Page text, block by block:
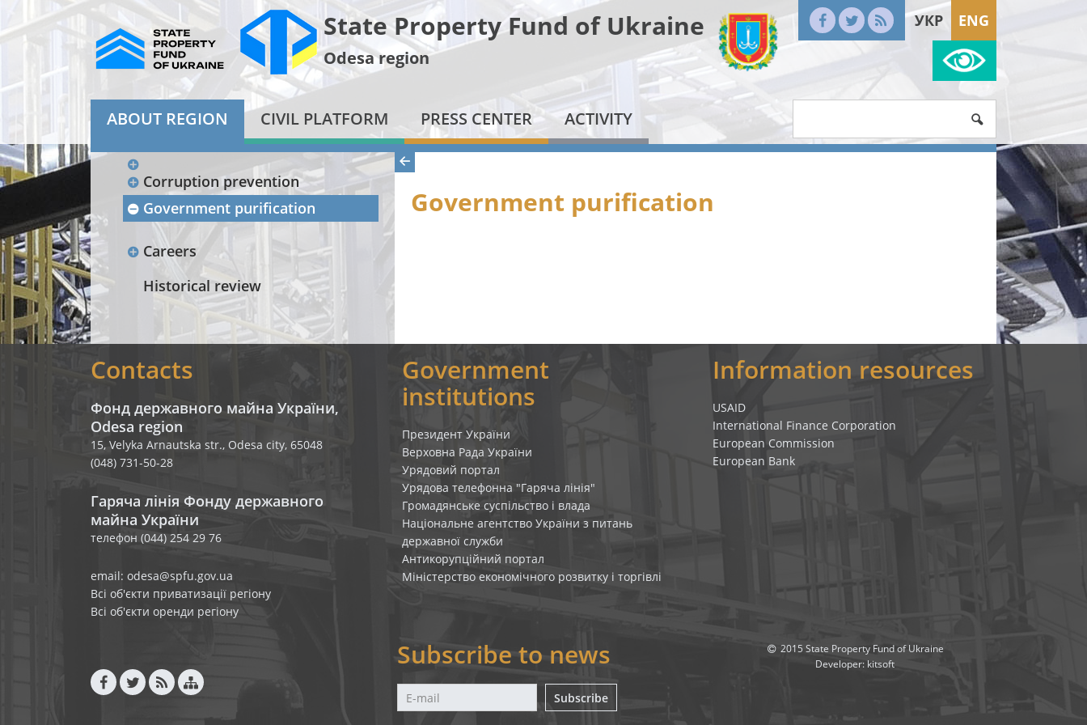
State Property Fund of Ukraine
Odesa region
УКР ENG
ABOUT REGION CIVIL PLATFORM PRESS CENTER ACTIVITY
Corruption prevention
Government purification
Careers
Historical review
Government purification
Contacts
Фонд державного майна України,
Odesa region
15, Velyka Arnautska str., Odesa city, 65048
(048) 731-50-28
Гаряча лінія Фонду державного
майна України
телефон (044) 254 29 76
email: odesa@spfu.gov.ua
Всі об'єкти приватизації регіону
Всі об'єкти оренди регіону
Government
institutions
Президент України
Верховна Рада України
Урядовий портал
Урядова телефонна "Гаряча лінія"
Громадянське суспільство і влада
Національне агентство України з питань
державної служби
Антикорупційний портал
Міністерство економічного розвитку і торгівлі
Information resources
USAID
International Finance Corporation
European Commission
European Bank
Subscribe to news
Subscribe
2015 State Property Fund of Ukraine
Developer: kitsoft